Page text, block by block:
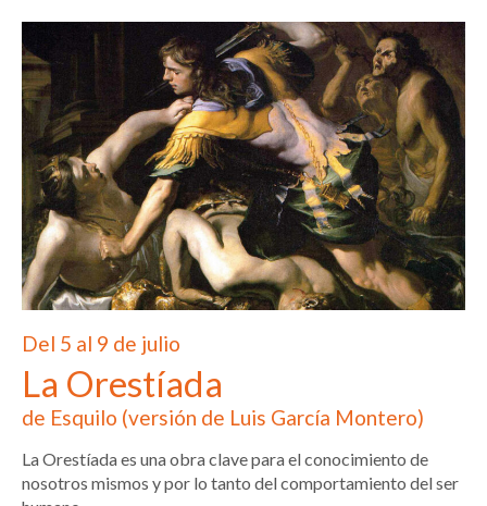
Del 5 al 9 de julio
La Orestíada
de Esquilo (versión de Luis García Montero)
La Orestíada es una obra clave para el conocimiento de
nosotros mismos y por lo tanto del comportamiento del ser